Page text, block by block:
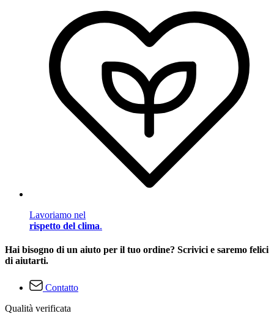
Lavoriamo nel
rispetto del clima.
Hai bisogno di un aiuto per il tuo ordine? Scrivici e saremo felici
di aiutarti.
Contatto
Qualità verificata